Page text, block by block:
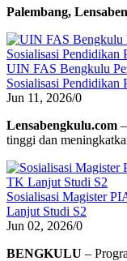
Palembang,
UIN FAS Bengkulu
Sosialisasi Pendidikan
Jun 11, 2026/0
Lensabengkulu.com
tinggi dan
Sosialisasi Magister
Lanjut Studi S2
Jun 02, 2026/0
BENGKULU –